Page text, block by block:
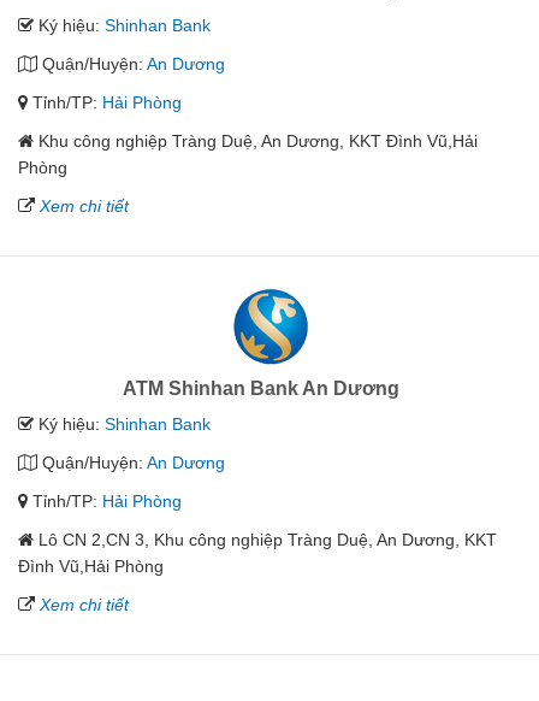
Ký hiệu: Shinhan Bank
Quận/Huyện: An Dương
Tỉnh/TP: Hải Phòng
Khu công nghiệp Tràng Duệ, An Dương, KKT Đình Vũ,Hải
Phòng
Xem chi tiết
ATM Shinhan Bank An Dương
Ký hiệu: Shinhan Bank
Quận/Huyện: An Dương
Tỉnh/TP: Hải Phòng
Lô CN 2,CN 3, Khu công nghiệp Tràng Duệ, An Dương, KKT
Đình Vũ,Hải Phòng
Xem chi tiết